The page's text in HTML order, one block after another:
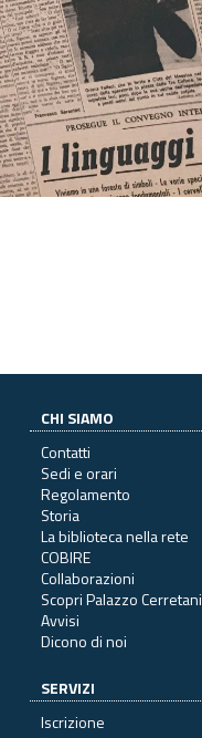
CHI SIAMO
Contatti
Sedi e orari
Regolamento
Storia
La biblioteca nella rete
COBIRE
Collaborazioni
Scopri Palazzo Cerretani
Avvisi
Dicono di noi
SERVIZI
Iscrizione